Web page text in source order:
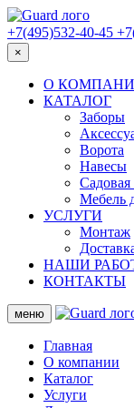
+7(495)532-40-45
×
О
КАТАЛОГ
Заборы
Ворота
Навесы
Садовая
Мебель
УСЛУГИ
Монтаж
НАШИ
КОНТАКТЫ
меню
Главная
О компании
Каталог
Услуги